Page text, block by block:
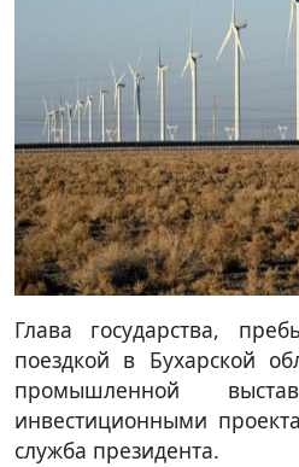
Глава государства,
поездкой в Бухарской
промышленной
инвестиционными
служба президента.